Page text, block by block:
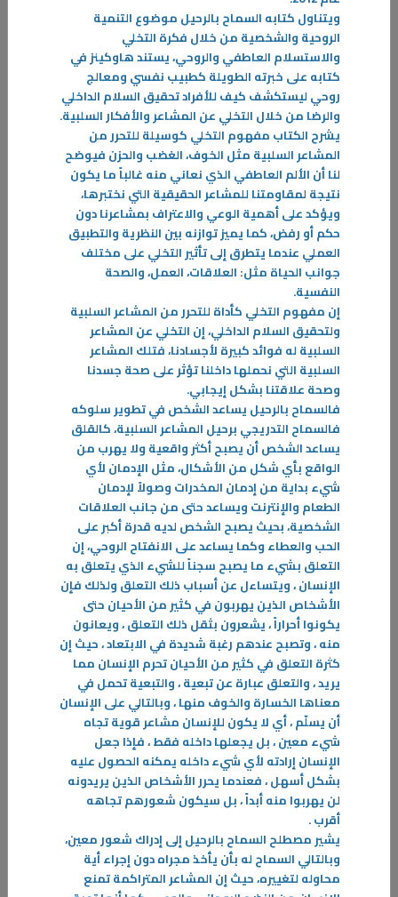
اليقظة… مساحة للوعي
في أوقات الهدوء تسير الحياة بإيقاع مألوف، وتبدو كثير من الأمور مستقرة لا
تستدعي منا انتباهًا خاصًا. غير أن هذا الإيقاع يتبدل حين تتسارع الأحداث من
حولنا؛ فاليوم تتدفق الأخبار والمعلومات على مدار الساعة، والأحداث تتلاحق،
صيام الدوبامين
أولاً ما هو الدوبامين؟ هو مادة كيميائية أو هرمون بشكل طبيعي في جسم
ويتناول كتابه السماح بالرحيل موضوع التنمية
الروحية والشخصية من خلال فكرة التخلي
والاستسلام العاطفي والروحي، يستند هاوكينز في
كتابه على خبرته الطويلة كطبيب نفسي ومعالج
روحي ليستكشف كيف للأفراد تحقيق السلام الداخلي
والرضا من خلال التخلي عن المشاعر والأفكار السلبية.
يشرح الكتاب مفهوم التخلي كوسيلة للتحرر من
المشاعر السلبية مثل الخوف، الغضب والحزن فيوضح
لنا أن الألم العاطفي الذي نعاني منه غالباً ما يكون
نتيجة لمقاومتنا للمشاعر الحقيقية التي نختبرها،
ويؤكد على أهمية الوعي والاعتراف بمشاعرنا دون
حكم أو رفض، كما يميز توازنه بين النظرية والتطبيق
العملي عندما يتطرق إلى تأثير التخلي على مختلف
جوانب الحياة مثل: العلاقات، العمل، والصحة
النفسية.
إن مفهوم التخلي كأداة للتحرر من المشاعر السلبية
ولتحقيق السلام الداخلي، إن التخلي عن المشاعر
السلبية له فوائد كبيرة لأجسادنا، فتلك المشاعر
السلبية التي نحملها داخلنا تؤثر على صحة جسدنا
وصحة علاقتنا بشكل إيجابي.
فالسماح بالرحيل يساعد الشخص في تطوير سلوكه
فالسماح التدريجي برحيل المشاعر السلبية، كالقلق
يساعد الشخص أن يصبح أكثر واقعية ولا يهرب من
الواقع بأي شكل من الأشكال، مثل الإدمان لأي
شيء بداية من إدمان المخدرات وصولاً لإدمان
الطعام والإنترنت ويساعد حتى من جانب العلاقات
الشخصية، بحيث يصبح الشخص لديه قدرة أكبر على
الحب والعطاء وكما يساعد على الانفتاح الروحي، إن
التعلق بشيء ما يصبح سجناً للشيء الذي يتعلق به
الإنسان ، ويتساءل عن أسباب ذلك التعلق ولذلك فإن
الأشخاص الذين يهربون في كثير من الأحيان حتى
يكونوا أحراراً ، يشعرون بثقل ذلك التعلق ، ويعانون
منه ، وتصبح عندهم رغبة شديدة في الابتعاد ، حيث إن
كثرة التعلق في كثير من الأحيان تحرم الإنسان مما
يريد ، والتعلق عبارة عن تبعية ، والتبعية تحمل في
معناها الخسارة والخوف منها ، وبالتالي على الإنسان
أن يسلّم ، أي لا يكون للإنسان مشاعر قوية تجاه
شيء معين ، بل يجعلها داخله فقط ، فإذا جعل
الإنسان إرادته لأي شيء داخله يمكنه الحصول عليه
بشكل أسهل ، فعندما يحرر الأشخاص الذين يريدونه
لن يهربوا منه أبداً ، بل سيكون شعورهم تجاهه
أقرب.
يشير مصطلح السماح بالرحيل إلى إدراك شعور معين،
وبالتالي السماح له بأن يأخذ مجراه دون إجراء أية
محاوله لتغييره، حيث إن المشاعر المتراكمة تمنع